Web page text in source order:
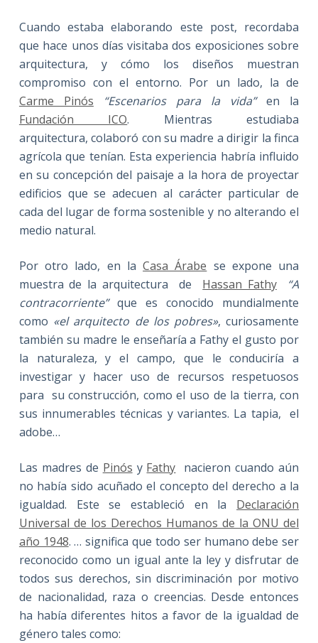
Cuando estaba elaborando este post, recordaba
que hace unos días visitaba dos exposiciones sobre
arquitectura, y cómo los diseños muestran
compromiso con el entorno. Por un lado, la de
Carme Pinós
“Escenarios para la vida”en la
Fundación ICO. Mientras estudiaba
arquitectura, colaboró con su madre a dirigir la finca
agrícola que tenían. Esta experiencia habría influido
en su concepción del paisaje a la hora de proyectar
edificios que se adecuen al carácter particular de
cada del lugar de forma sostenible y no alterando el
medio natural.
Por otro lado, en laCasa Árabe se expone una
muestra de la arquitectura de Hassan Fathy
“A
contracorriente”que es conocido mundialmente
como «el arquitecto de los pobres», curiosamente
también su madre le enseñaría a Fathy el gusto por
la naturaleza, y el campo, que le conduciría a
investigar y hacer uso de recursos respetuosos
para su construcción, como el uso de la tierra, con
sus innumerables técnicas y variantes. La tapia, el
adobe…
Las madres de Pinós y Fathy nacieron cuando aún
no había sido acuñado el concepto del derecho a la
igualdad. Este se estableció en la Declaración
Universal de los Derechos Humanos de la ONU del
año 1948. … significa que todo ser humano debe ser
reconocido como un igual ante la ley y disfrutar de
todos sus derechos, sin discriminación por motivo
de nacionalidad, raza o creencias. Desde entonces
ha había diferentes hitos a favor de la igualdad de
género tales como: